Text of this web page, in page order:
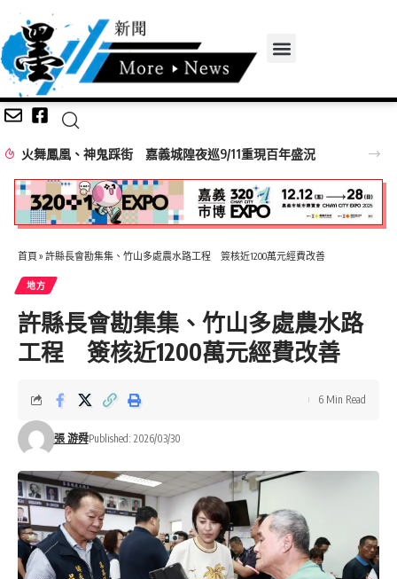
火舞鳳凰、神鬼踩街 嘉義城隍夜巡9/11重現百年盛況
首頁 » 許縣長會勘集集、竹山多處農水路工程 簽核近1200萬元經費改善
地方
許縣長會勘集集、竹山多處農水路
工程 簽核近1200萬元經費改善
張 游舜Published: 2026/03/30
6 Min Read